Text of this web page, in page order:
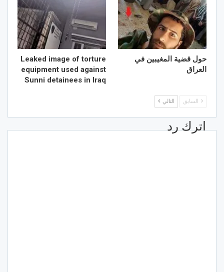
حول قضية المغيبين في
العراق
Leaked image of torture
equipment used against
Sunni detainees in Iraq
السابق التالي
اترك رد